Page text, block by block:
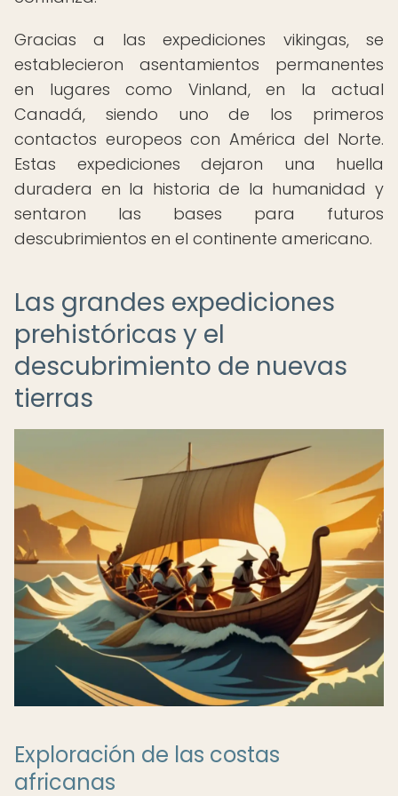
Gracias a las expediciones vikingas, se
establecieron asentamientos permanentes
en lugares como Vinland, en la actual
Canadá, siendo uno de los primeros
contactos europeos con América del Norte.
Estas expediciones dejaron una huella
duradera en la historia de la humanidad y
sentaron las bases para futuros
descubrimientos en el continente americano.
Las grandes expediciones
prehistóricas y el
descubrimiento de nuevas
tierras
Exploración de las costas
africanas